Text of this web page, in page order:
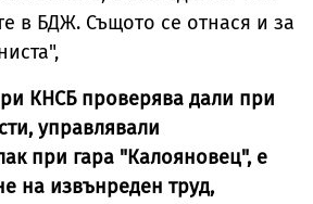
в БДЖ. Същото се отнася и за
КНСБ проверява дали при
управлявали
при гара "Калояновец", е
на извънреден труд,